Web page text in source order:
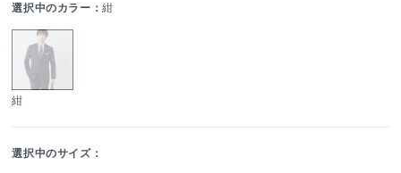
選択中のカラー：紺
紺
選択中のサイズ：